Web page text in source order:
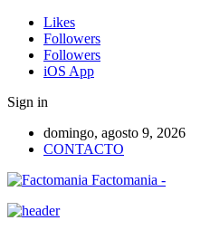
Likes
Followers
Followers
iOS App
Sign in
domingo, agosto 9, 2026
CONTACTO
Factomania -